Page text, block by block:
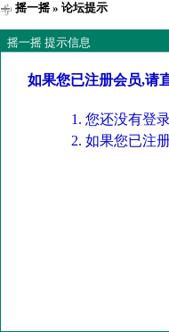
摇一摇» 论坛提示
摇一摇 提示信息
如果您已注册会员,请
您还没有登
如果您已注